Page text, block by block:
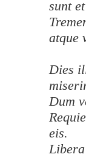
sunt
atque
Dies
Dum
eis.